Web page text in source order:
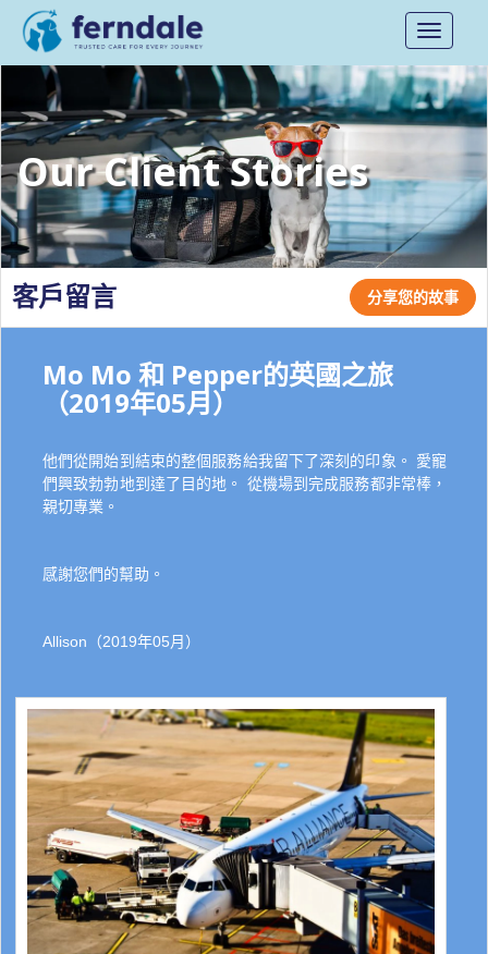
Toggle
Our Client Stories
客戶留言 分享您的故事
Mo Mo 和 Pepper的英國之旅
（2019年05月）
他們從開始到結束的整個服務給我留下了深刻的印象。 愛寵
們興致勃勃地到達了目的地。 從機場到完成服務都非常棒，
親切專業。
感謝您們的幫助。
Allison（2019年05月）